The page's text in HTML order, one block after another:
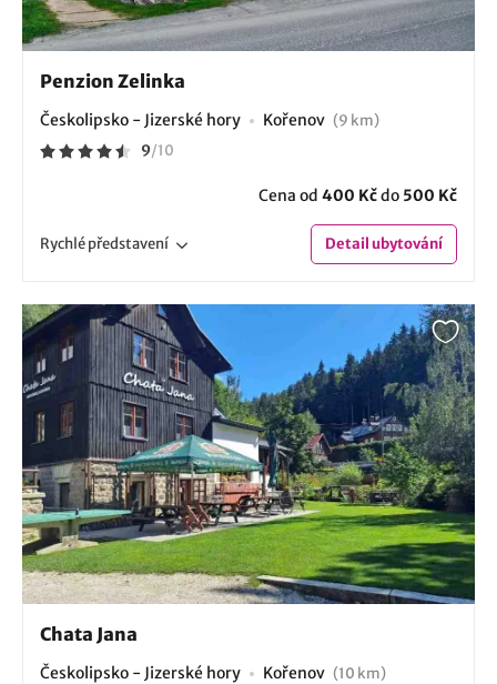
Penzion Zelinka
Českolipsko - Jizerské hory Kořenov (9 km)
9/10
Cena od 400 Kčdo 500 Kč
Rychlépředstavení Detailubytování
Chata Jana
Českolipsko - Jizerské hory Kořenov (10 km)